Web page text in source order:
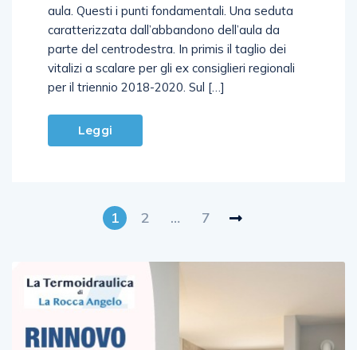
aula. Questi i punti fondamentali. Una seduta
caratterizzata dall’abbandono dell’aula da
parte del centrodestra. In primis il taglio dei
vitalizi a scalare per gli ex consiglieri regionali
per il triennio 2018-2020. Sul […]
Leggi
1 2 … 7